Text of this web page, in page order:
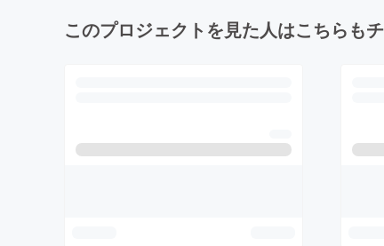
このプロジェクトを見た人はこちらも